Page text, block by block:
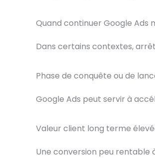
Quand continuer Google
Dans certains contextes,
Phase de conquête ou de
Google Ads peut servir à
Valeur client long terme
Une conversion peu